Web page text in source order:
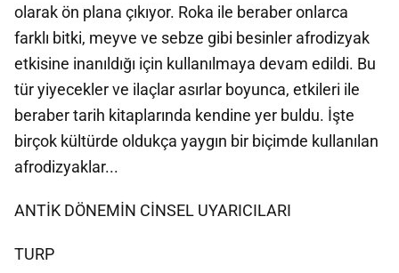
olarak ön plana çıkıyor. Roka ile beraber onlarca
farklı bitki, meyve ve sebze gibi besinler afrodizyak
etkisine inanıldığı için kullanılmaya devam edildi. Bu
tür yiyecekler ve ilaçlar asırlar boyunca, etkileri ile
beraber tarih kitaplarında kendine yer buldu. İşte
birçok kültürde oldukça yaygın bir biçimde kullanılan
afrodizyaklar...
ANTİK DÖNEMİN CİNSEL UYARICILARI
TURP